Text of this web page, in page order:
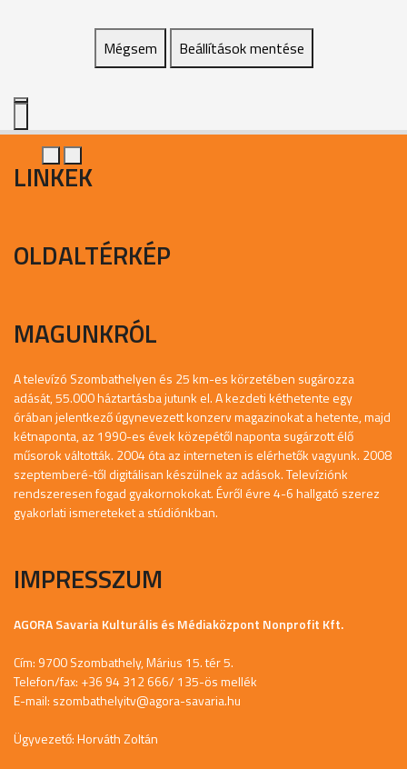
Mégsem Beállítások mentése
LINKEK
OLDALTÉRKÉP
MAGUNKRÓL
A televízó Szombathelyen és 25 km-es körzetében sugározza
adását, 55.000 háztartásba jutunk el. A kezdeti kéthetente egy
órában jelentkező úgynevezett konzerv magazinokat a hetente, majd
kétnaponta, az 1990-es évek közepétől naponta sugárzott élő
műsorok váltották. 2004 óta az interneten is elérhetők vagyunk. 2008
szeptemberé-től digitálisan készülnek az adások. Televíziónk
rendszeresen fogad gyakornokokat. Évről évre 4-6 hallgató szerez
gyakorlati ismereteket a stúdiónkban.
IMPRESSZUM
AGORA Savaria Kulturális és Médiaközpont Nonprofit Kft.
Cím: 9700 Szombathely, Márius 15. tér 5.
Telefon/fax: +36 94 312 666/ 135-ös mellék
E-mail: szombathelyitv@agora-savaria.hu
Ügyvezető: Horváth Zoltán